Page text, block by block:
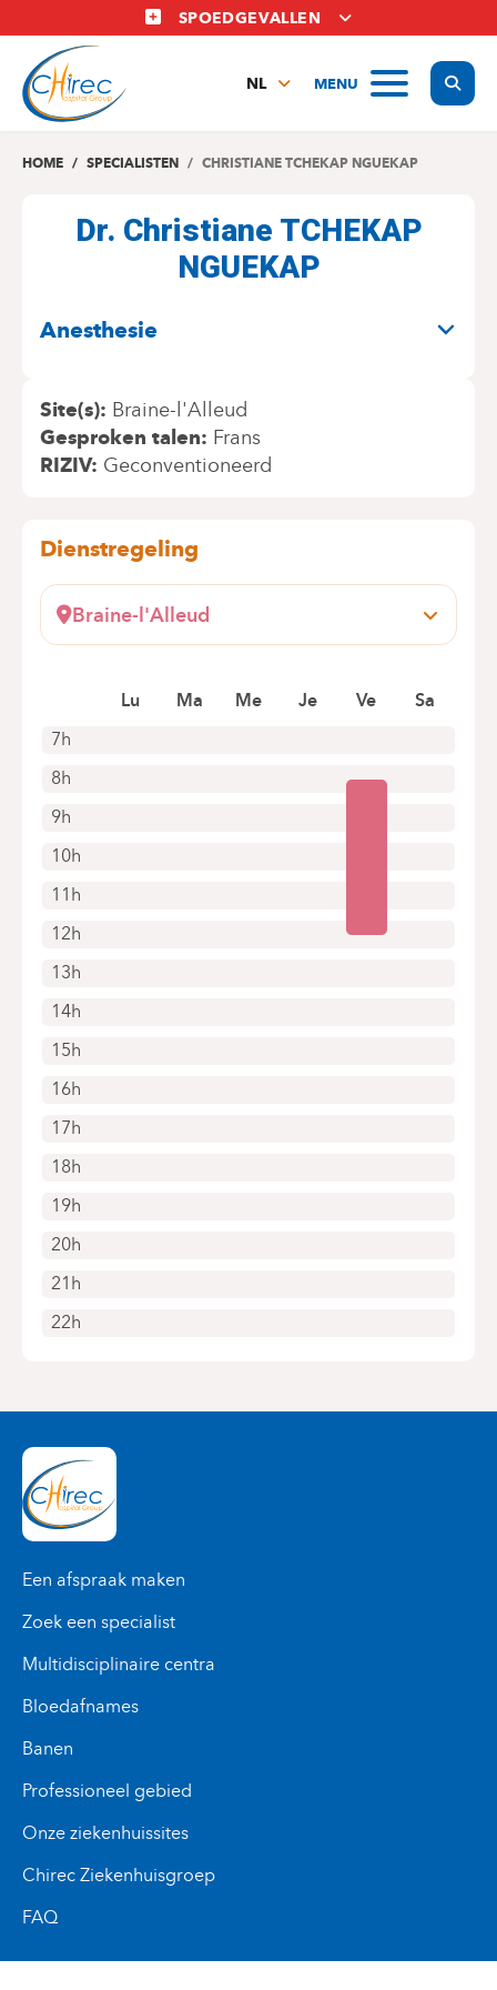
en
naar
inhoud
SPOEDGEVALLEN
MENU
NL
EN
HOME SPECIALISTEN CHRISTIANE TCHEKAP NGUEKAP
Dr. Christiane TCHEKAP
NGUEKAP
Anesthesie
Site(s) Braine-l'Alleud
Gesproken talen Frans
RIZIV Geconventioneerd
Dienstregeling
Braine-l'Alleud
Wayez, 35
+32 2 434 94 30
Alleen telefonische afspraken
7h
8h
9h
10h
11h
12h
13h
14h
15h
16h
17h
18h
19h
20h
21h
22h
Lu Ma Me Je Ve Sa
Een afspraak maken
Zoek een specialist
Multidisciplinaire centra
Bloedafnames
Banen
Professioneel gebied
Onze ziekenhuissites
Chirec Ziekenhuisgroep
FAQ